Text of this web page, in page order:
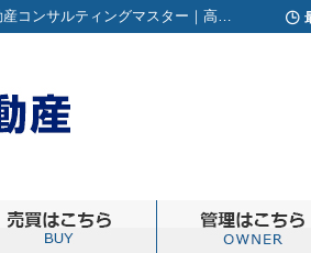
スタッフブログ記事一覧ページ | タグ:杉並区/高円寺/公示地価/不動産コンサルティングマスター｜高円寺周辺の賃貸アパートや売買物件の事ならERA LIXIL不動産ショップノグチ不動産